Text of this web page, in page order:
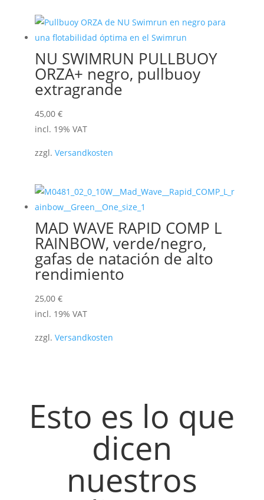
NU SWIMRUN PULLBUOY
ORZA+ negro, pullbuoy
extragrande
45,00 €
incl. 19% VAT
zzgl. Versandkosten
MAD WAVE RAPID COMP L
RAINBOW, verde/negro,
gafas de natación de alto
rendimiento
25,00 €
incl. 19% VAT
zzgl. Versandkosten
Esto es lo que
dicen
nuestros